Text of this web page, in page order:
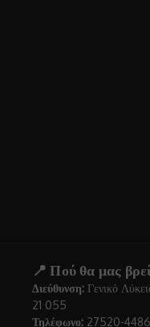
📍 Πού θα μας
Διεύθυνση: Γενικό
21 055
Τηλέφωνο: 27520-